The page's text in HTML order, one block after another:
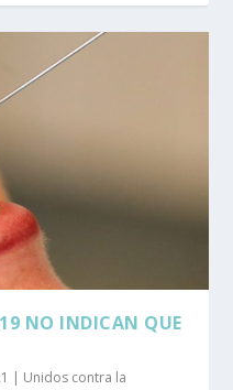
NO INDICAN QUE
| Unidos contra la